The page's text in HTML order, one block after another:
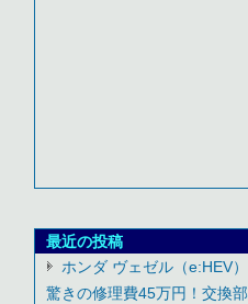
最近の投稿
ホンダ ヴェゼル（e:HEV
驚きの修理費45万円！交換